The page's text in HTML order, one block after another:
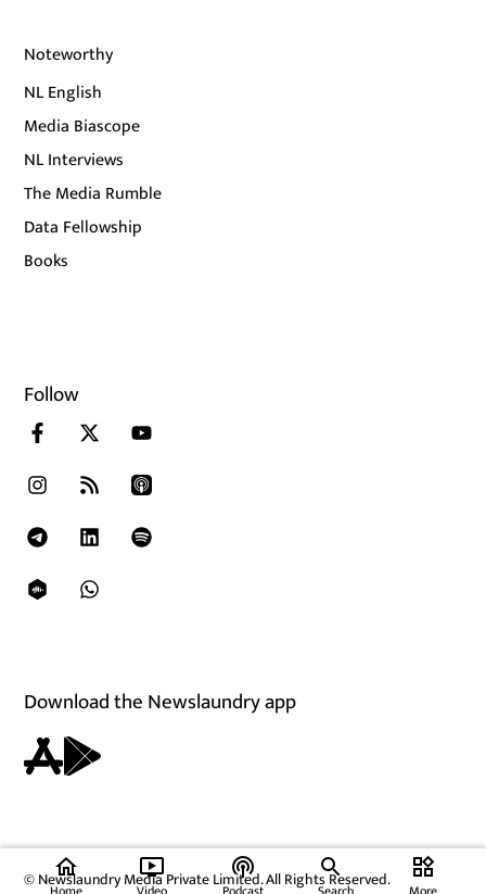
Noteworthy
NL English
Media Biascope
NL Interviews
The Media Rumble
Data Fellowship
Books
Follow
Download the Newslaundry app
© Newslaundry Media Private Limited. All Rights Reserved.
home ondemand_video podcasts widgets